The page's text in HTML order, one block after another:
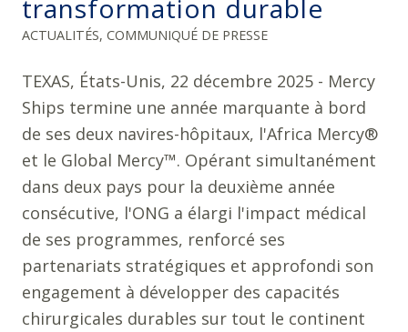
transformation durable
ACTUALITÉS, COMMUNIQUÉ DE PRESSE
TEXAS, États-Unis, 22 décembre 2025 - Mercy
Ships termine une année marquante à bord
de ses deux navires-hôpitaux, l'Africa Mercy®
et le Global Mercy™. Opérant simultanément
dans deux pays pour la deuxième année
consécutive, l'ONG a élargi l'impact médical
de ses programmes, renforcé ses
partenariats stratégiques et approfondi son
engagement à développer des capacités
chirurgicales durables sur tout le continent